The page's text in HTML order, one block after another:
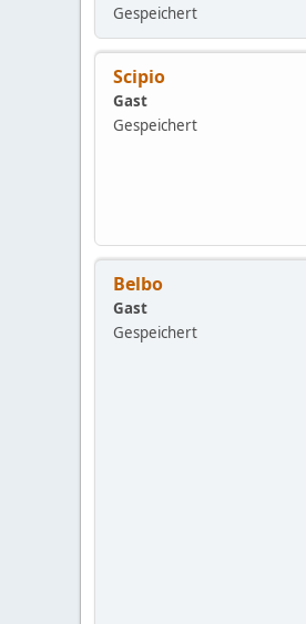
Gespeichert
Scipio
Gast
Gespeichert
Belbo
Gast
Gespeichert